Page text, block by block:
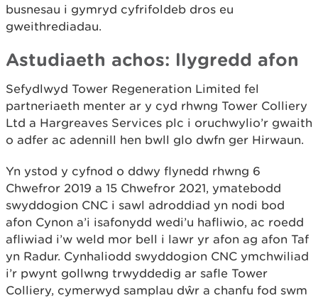
busnesau i gymryd cyfrifoldeb dros eu
gweithrediadau.
Astudiaeth achos: llygredd afon
Sefydlwyd Tower Regeneration Limited fel
partneriaeth menter ar y cyd rhwng Tower Colliery
Ltd a Hargreaves Services plc i oruchwylio’r gwaith
o adfer ac adennill hen bwll glo dwfn ger Hirwaun.
Yn ystod y cyfnod o ddwy flynedd rhwng 6
Chwefror 2019 a 15 Chwefror 2021, ymatebodd
swyddogion CNC i sawl adroddiad yn nodi bod
afon Cynon a’i isafonydd wedi’u hafliwio, ac roedd
afliwiad i’w weld mor bell i lawr yr afon ag afon Taf
yn Radur. Cynhaliodd swyddogion CNC ymchwiliad
i’r pwynt gollwng trwyddedig ar safle Tower
Colliery, cymerwyd samplau dŵr a chanfu fod swm